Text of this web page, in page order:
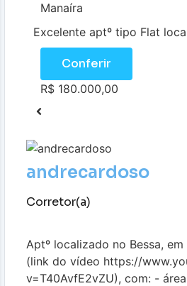
Manaíra
Excelente aptº tipo Flat
Conferir
R$ 180.000,00
andrecardoso
Corretor(a)
Aptº localizado no Bessa,
(link do vídeo https://
v=T40AvfE2vZU), com: -